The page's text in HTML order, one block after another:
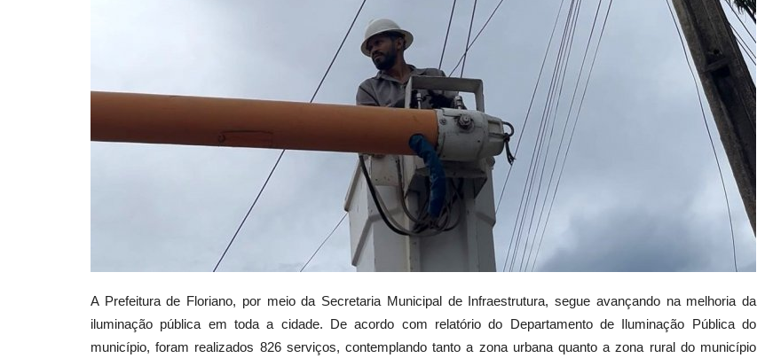
A Prefeitura de Floriano, por meio da Secretaria Municipal de Infraestrutura, segue avançando na melhoria da
iluminação pública em toda a cidade. De acordo com relatório do Departamento de Iluminação Pública do
município, foram realizados 826 serviços, contemplando tanto a zona urbana quanto a zona rural do município